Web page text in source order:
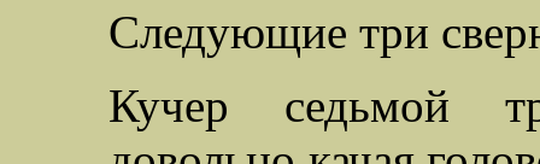
Следующие три
Кучер седьмой